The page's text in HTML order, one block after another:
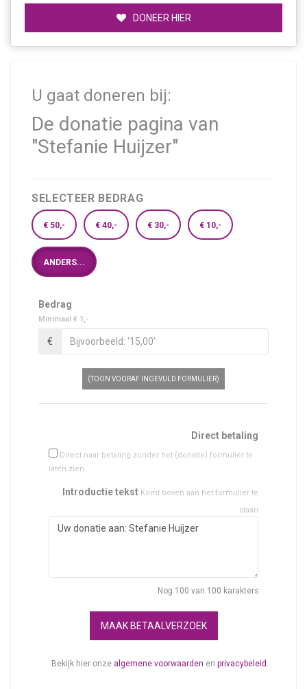
DONEER HIER
U gaat doneren bij:
De donatie pagina van
"Stefanie Huijzer"
SELECTEER BEDRAG
€ 50,- € 40,- € 30,- € 10,-
ANDERS...
Bedrag
Minimaal € 1,-
€
(TOON VOORAF INGEVULD FORMULIER)
Direct betaling
Direct naar betaling zonder het (donatie) formulier te
laten zien
Introductie tekst Komt boven aan het formulier te
staan
Nog 100 van 100 karakters
MAAK BETAALVERZOEK
Bekijk hier onze algemene voorwaarden en privacybeleid .